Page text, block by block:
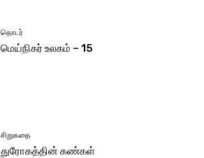
தொடர்
மெய்நிகர் உலகம் – 15
சிறுகதை
துரோகத்தின் கண்கள்